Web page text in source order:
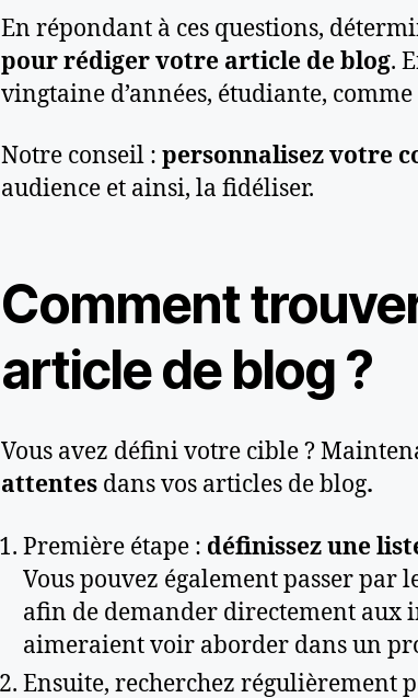
En répondant à ces questions,
pour rédiger votre article de blog.
vingtaine d’années, étudiante, comme
Notre conseil : personnalisez votre
audience et ainsi, la fidéliser.
Comment
article de blog ?
Vous avez défini votre cible ?
attentes dans vos articles de blog.
Première étape : définissez une
Vous pouvez également passer par
afin de demander directement aux
aimeraient voir aborder dans un
Ensuite, recherchez régulièrement